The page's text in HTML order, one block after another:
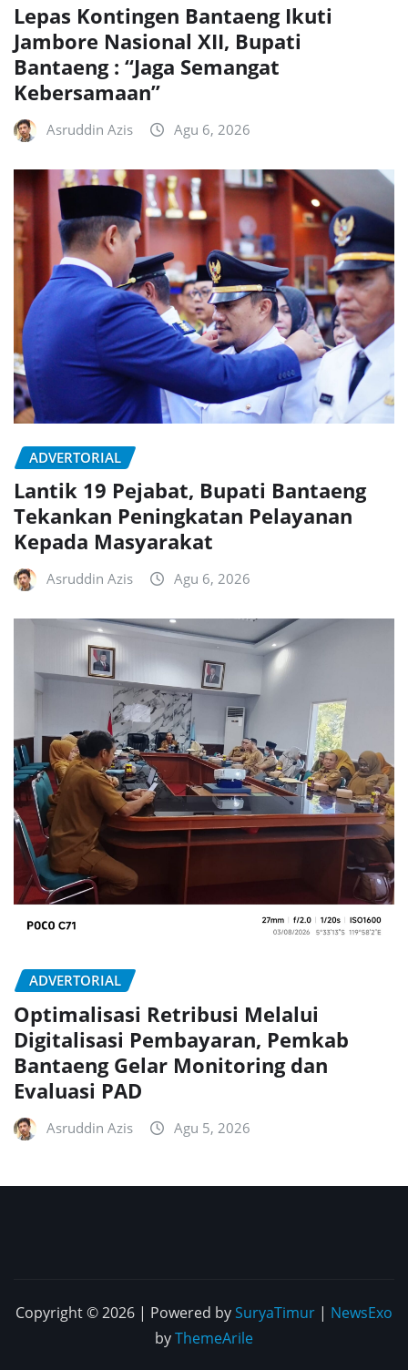
Lepas Kontingen Bantaeng Ikuti
Jambore Nasional XII, Bupati
Bantaeng : “Jaga Semangat
Kebersamaan”
Asruddin Azis Agu 6, 2026
ADVERTORIAL
Lantik 19 Pejabat, Bupati Bantaeng
Tekankan Peningkatan Pelayanan
Kepada Masyarakat
Asruddin Azis Agu 6, 2026
ADVERTORIAL
Optimalisasi Retribusi Melalui
Digitalisasi Pembayaran, Pemkab
Bantaeng Gelar Monitoring dan
Evaluasi PAD
Asruddin Azis Agu 5, 2026
Copyright © 2026 | Powered bySuryaTimur | NewsExo
byThemeArile